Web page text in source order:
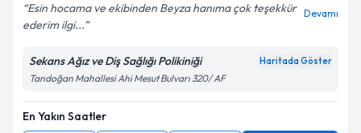
Esin hocama ve ekibinden Beyza hanıma çok teşekkür
ederim ilgi...
Devamı
Sekans Ağız ve Diş Sağlığı Polikiniği Haritada Göster
Tandoğan Mahallesi Ahi Mesut Bulvarı 320/ AF
En Yakın Saatler